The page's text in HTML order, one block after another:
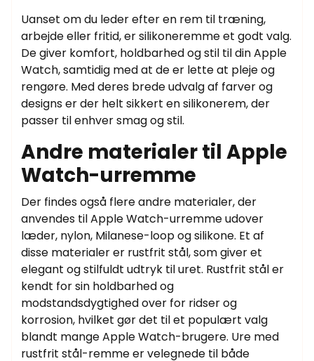
Uanset om du leder efter en rem til træning,
arbejde eller fritid, er silikoneremme et godt valg.
De giver komfort, holdbarhed og stil til din Apple
Watch, samtidig med at de er lette at pleje og
rengøre. Med deres brede udvalg af farver og
designs er der helt sikkert en silikonerem, der
passer til enhver smag og stil.
Andre materialer til Apple
Watch-urremme
Der findes også flere andre materialer, der
anvendes til Apple Watch-urremme udover
læder, nylon, Milanese-loop og silikone. Et af
disse materialer er rustfrit stål, som giver et
elegant og stilfuldt udtryk til uret. Rustfrit stål er
kendt for sin holdbarhed og
modstandsdygtighed over for ridser og
korrosion, hvilket gør det til et populært valg
blandt mange Apple Watch-brugere. Ure med
rustfrit stål-remme er velegnede til både